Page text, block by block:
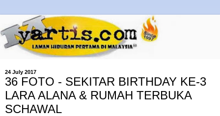
24 July 2017
36 FOTO - SEKITAR BIRTHDAY KE-3
LARA ALANA & RUMAH TERBUKA
SCHAWAL